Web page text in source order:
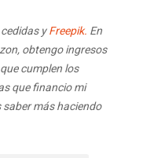
yFreepik. En
obtengo ingresos
cumplen los
que financio mi
saber más haciendo